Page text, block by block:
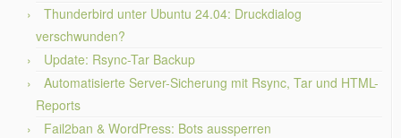
Thunderbird unter Ubuntu 24.04: Druckdialog
verschwunden?
Update: Rsync-Tar Backup
Automatisierte Server-Sicherung mit Rsync, Tar und HTML-
Reports
Fail2ban & WordPress: Bots aussperren